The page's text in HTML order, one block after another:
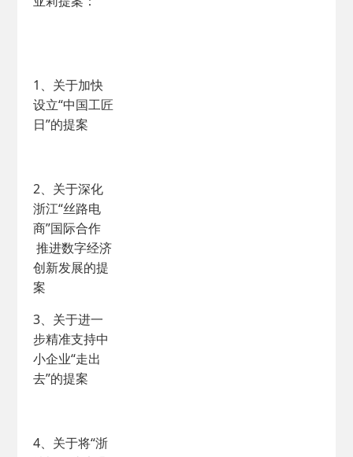
1、关于加快
设立“中国工匠
日”的提案
2、关于深化
浙江“丝路电
商”国际合作
推进数字经济
创新发展的提
案
3、关于进一
步精准支持中
小企业“走出
去”的提案
4、关于将“浙